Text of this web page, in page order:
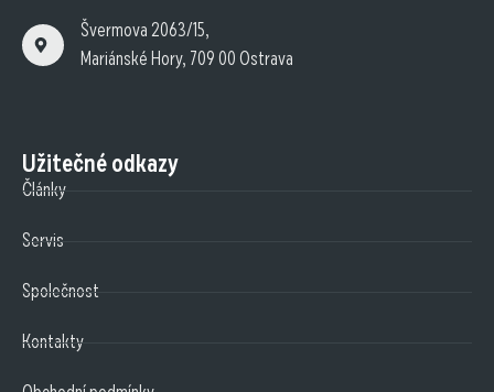
Švermova 2063/15,
Mariánské Hory, 709 00 Ostrava
Užitečné odkazy
Články
Servis
Společnost
Kontakty